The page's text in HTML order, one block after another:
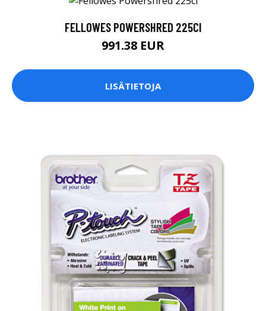
FELLOWES POWERSHRED 225CI
991.38 EUR
LISÄTIETOJA